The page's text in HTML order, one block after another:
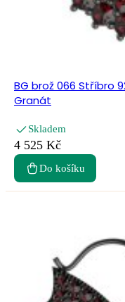
BG brož 066 Stříbro
Granát
Skladem
4 525 Kč
Do košíku